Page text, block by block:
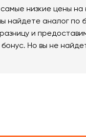
низкие цены
найдете аналог по
и
Но вы не